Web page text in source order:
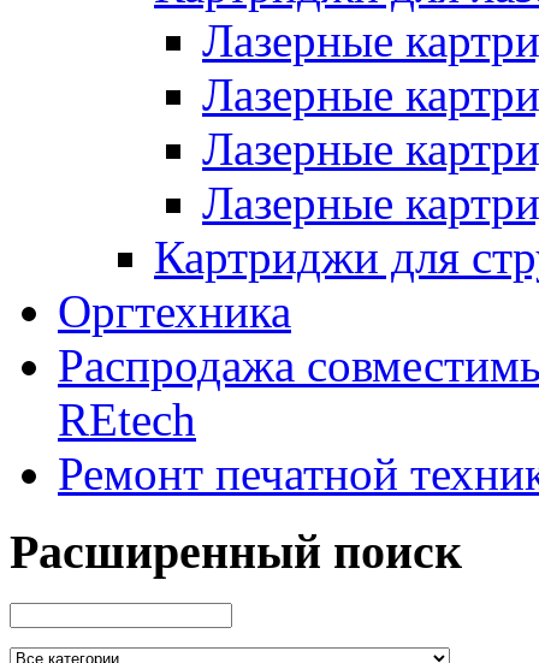
Лазерные
Лазерные
Лазерные
Лазерные
Картриджи для
Оргтехника
Распродажа
REtech
Ремонт печатной
Расширенный поиск